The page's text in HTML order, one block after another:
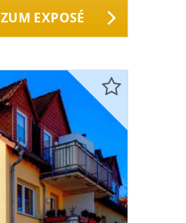
ZUM EXPOSÉ